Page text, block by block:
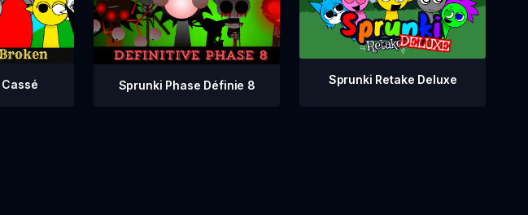
Sprunki Phase Définie 8 Sprunki Retake Deluxe